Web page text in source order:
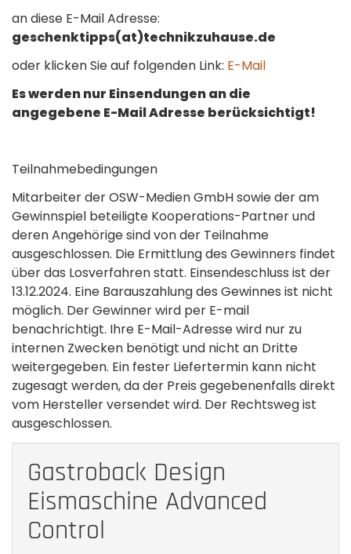
an diese E-Mail Adresse:
geschenktipps(at)technikzuhause.de
oder klicken Sie auf folgenden Link: E-Mail
Es werden nur Einsendungen an die
angegebene E-Mail Adresse berücksichtigt!
Teilnahmebedingungen
Mitarbeiter der OSW-Medien GmbH sowie der am
Gewinnspiel beteiligte Kooperations-Partner und
deren Angehörige sind von der Teilnahme
ausgeschlossen. Die Ermittlung des Gewinners findet
über das Losverfahren statt. Einsendeschluss ist der
13.12.2024. Eine Barauszahlung des Gewinnes ist nicht
möglich. Der Gewinner wird per E-mail
benachrichtigt. Ihre E-Mail-Adresse wird nur zu
internen Zwecken benötigt und nicht an Dritte
weitergegeben. Ein fester Liefertermin kann nicht
zugesagt werden, da der Preis gegebenenfalls direkt
vom Hersteller versendet wird. Der Rechtsweg ist
ausgeschlossen.
Gastroback Design
Eismaschine Advanced
Control